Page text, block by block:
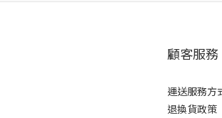
顧客服務
運送服務方
退換貨政策